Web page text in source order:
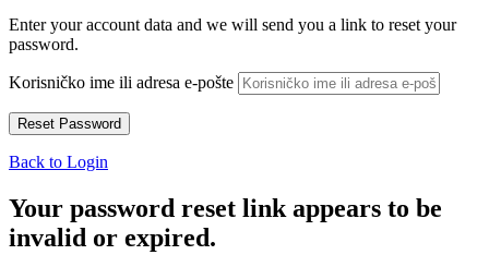
Enter your account data and we will send you a link to reset your
password.
Korisničko ime ili adresa e-pošte
Back to Login
Your password reset link appears to be
invalid or expired.